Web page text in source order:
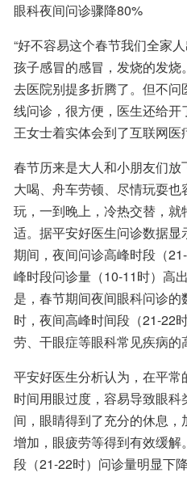
眼科夜间问诊骤降80%
“好不容易这个春节我们全家
孩子感冒的感冒，发烧的发烧
去医院别提多折腾了。但不
线问诊，很方便，医生还给开
王女士着实体会到了互联网医
春节历来是大人和小朋友们
大喝、舟车劳顿、尽情玩耍
玩，一到晚上，冷热交替，
适。据平安好医生问诊数据
期间，夜间问诊高峰时段（
峰时段问诊量（10-11时）高
是，春节期间夜间眼科问诊
时，夜间高峰时间段（21-22
劳、干眼症等眼科常见疾病的
平安好医生分析认为，在平
时间用眼过度，容易导致眼
间，眼睛得到了充分的休息
增加，眼疲劳等得到有效缓
段（21-22时）问诊量明显下